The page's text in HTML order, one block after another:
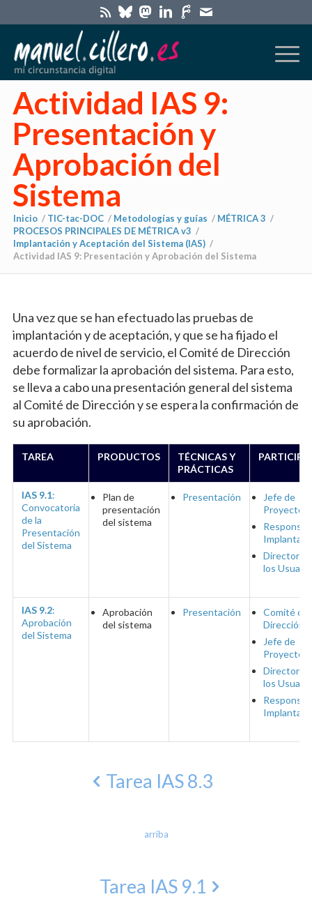
Actividad IAS 9:
Presentación y
Aprobación del
Sistema
Inicio / TIC-tac-DOC / Metodologías y guías / MÉTRICA 3 /
PROCESOS PRINCIPALES DE MÉTRICA v3 /
Implantación y Aceptación del Sistema (IAS) /
Actividad IAS 9: Presentación y Aprobación del Sistema
Una vez que se han efectuado las pruebas de
implantación y de aceptación, y que se ha fijado el
acuerdo de nivel de servicio, el Comité de Dirección
debe formalizar la aprobación del sistema. Para esto,
se lleva a cabo una presentación general del sistema
al Comité de Dirección y se espera la confirmación de
su aprobación.
TAREA PRODUCTOS
TÉCNICAS Y
PRÁCTICAS
IAS 9.1:
Convocatoria
de la
Presentación
del Sistema
Plan de
presentación
del sistema
Presentación
Jefe de
Proyecto
Directores
los
IAS 9.2:
Aprobación
del Sistema
Aprobación
del sistema
Presentación
Comité de
Dirección
Jefe de
Proyecto
Directores
los
Tarea IAS 8.3
arriba
Tarea IAS 9.1